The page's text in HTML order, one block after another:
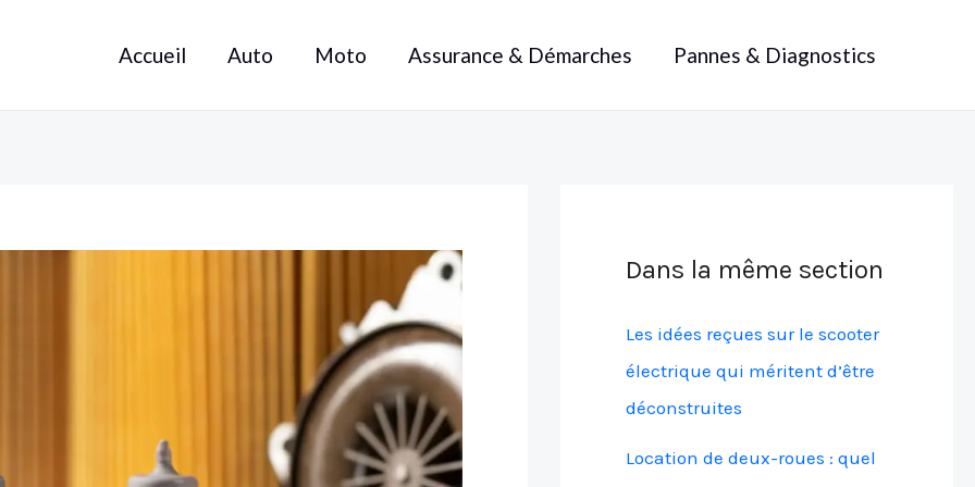
Accueil Auto Moto Assurance & Démarches Pannes & Diagnostics
Dans la même section
Les idées reçues sur le scooter
électrique qui méritent d’être
déconstruites
Location de deux-roues : quel